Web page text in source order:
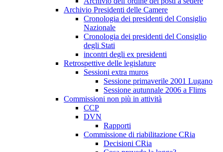
Archivio Presidenti delle Camere
Cronologia dei presidenti del Consiglio
Nazionale
Cronologia dei presidenti del Consiglio
degli Stati
incontri degli ex presidenti
Retrospettive delle legislature
Sessioni extra muros
Sessione primaverile 2001 Lugano
Sessione autunnale 2006 a Flims
Commissioni non più in attività
CCP
DVN
Rapporti
Commissione di riabilitazione CRia
Decisioni CRia